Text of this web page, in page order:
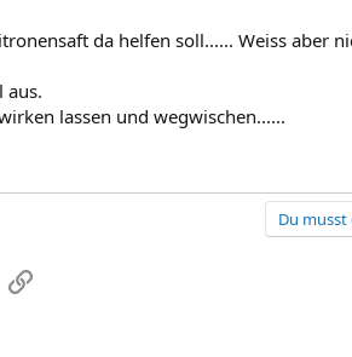
da helfen soll...... Weiss aber
aus.
lassen und wegwischen......
Du
MailLink